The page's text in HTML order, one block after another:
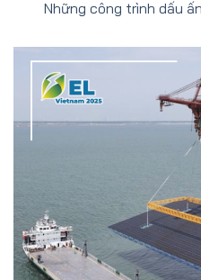
Những công trình dấu